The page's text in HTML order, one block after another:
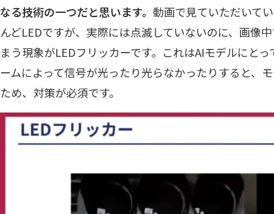
なる技術の一つだと思います。 動画で見ていただいて
んどLEDですが、実際には点滅していないのに、画像
まう現象がLEDフリッカーです。これはAIモデルにと
ームによって信号が光ったり光らなかったりすると、
ため、対策が必須です。